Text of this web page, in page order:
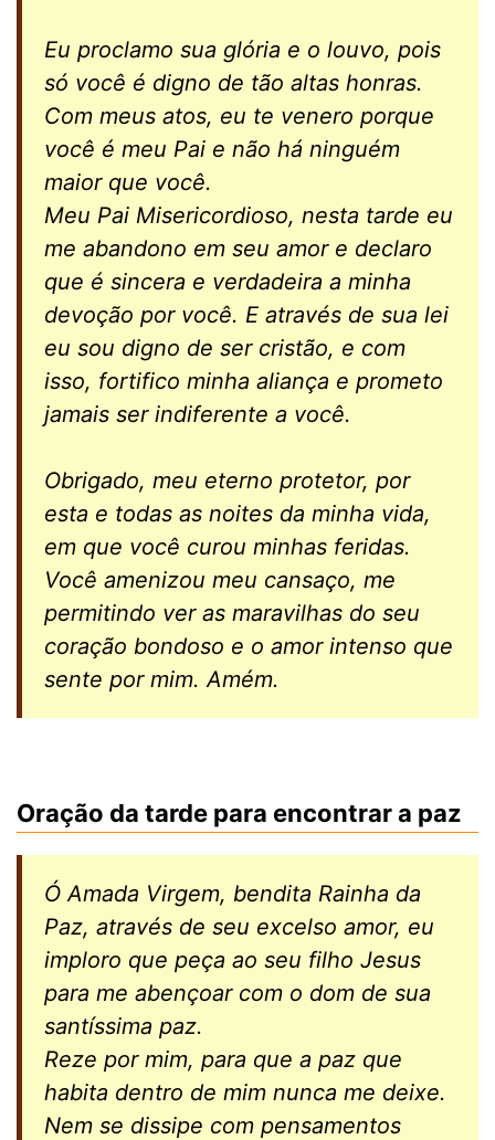
Eu proclamo sua glória e o louvo, pois
só você é digno de tão altas honras.
Com meus atos, eu te venero porque
você é meu Pai e não há ninguém
maior que você.
Meu Pai Misericordioso, nesta tarde eu
me abandono em seu amor e declaro
que é sincera e verdadeira a minha
devoção por você. E através de sua lei
eu sou digno de ser cristão, e com
isso, fortifico minha aliança e prometo
jamais ser indiferente a você.
Obrigado, meu eterno protetor, por
esta e todas as noites da minha vida,
em que você curou minhas feridas.
Você amenizou meu cansaço, me
permitindo ver as maravilhas do seu
coração bondoso e o amor intenso que
sente por mim. Amém.
Oração da tarde para encontrar a paz
Ó Amada Virgem, bendita Rainha da
Paz, através de seu excelso amor, eu
imploro que peça ao seu filho Jesus
para me abençoar com o dom de sua
santíssima paz.
Reze por mim, para que a paz que
habita dentro de mim nunca me deixe.
Nem se dissipe com pensamentos